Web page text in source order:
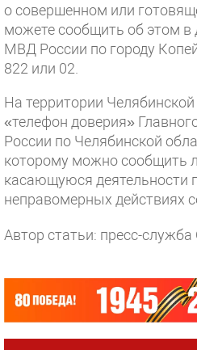
о совершенном или
можете сообщить об этом
МВД России по городу
822 или 02.
На территории
«телефон доверия»
России по Челябинской
которому можно
касающуюся деятельности
неправомерных действиях
Автор статьи: пресс-